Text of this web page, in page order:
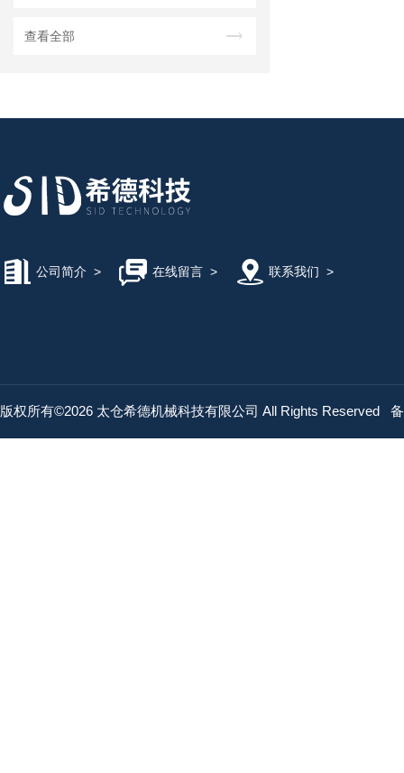
查看全部
公司简介 > 在线留言> 联系我们 >
版权所有©2026 太仓希德机械科技有限公司 All Rights Reserved